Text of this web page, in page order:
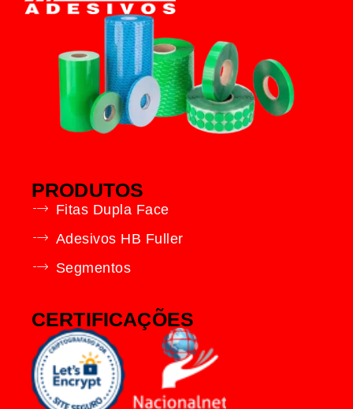
PRODUTOS
Fitas Dupla Face
Adesivos HB Fuller
Segmentos
CERTIFICAÇÕES